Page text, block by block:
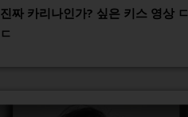
진짜 카리나인가? 싶은 키스 영상 ㄷ
ㄷ